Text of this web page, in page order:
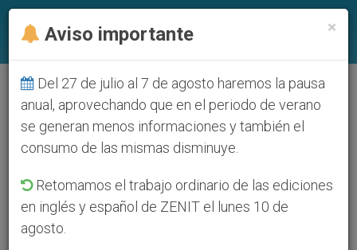
×
Aviso importante
Del 27 de julio al 7 de agosto haremos la pausa
anual, aprovechando que en el periodo de verano
se generan menos informaciones y también el
consumo de las mismas disminuye.
Retomamos el trabajo ordinario de las ediciones
en inglés y español de ZENIT el lunes 10 de
agosto.